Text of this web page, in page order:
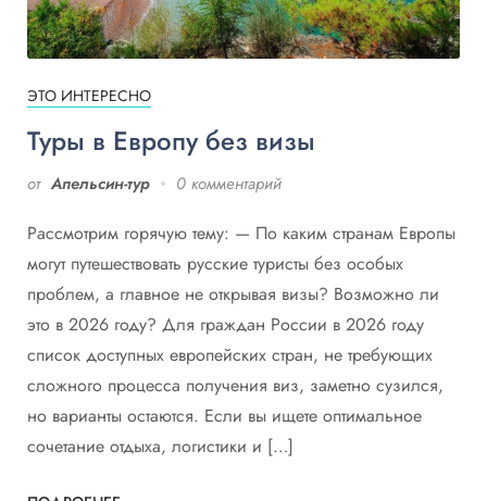
ЭТО ИНТЕРЕСНО
Туры в Европу без визы
от Апельсин-тур 0 комментарий
Рассмотрим горячую тему: — По каким странам Европы
могут путешествовать русские туристы без особых
проблем, а главное не открывая визы? Возможно ли
это в 2026 году? Для граждан России в 2026 году
список доступных европейских стран, не требующих
сложного процесса получения виз, заметно сузился,
но варианты остаются. Если вы ищете оптимальное
сочетание отдыха, логистики и […]